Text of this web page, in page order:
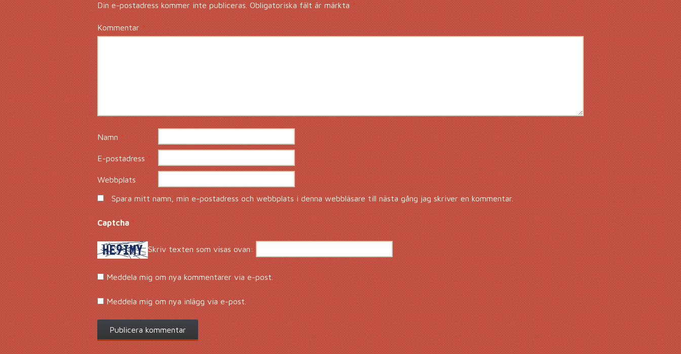
Din e-postadress kommer inte publiceras. Obligatoriska fält är märkta*
Kommentar*
Namn *
E-postadress*
Webbplats
Spara mitt namn, min e-postadress och webbplats i denna webbläsare till nästa gång jag skriver en kommentar.
Captcha*
Skriv texten som visas ovan:
Meddela mig om nya kommentarer via e-post.
Meddela mig om nya inlägg via e-post.